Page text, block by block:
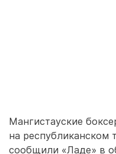
Мангистауские
на республиканском
сообщили «Ладе» в